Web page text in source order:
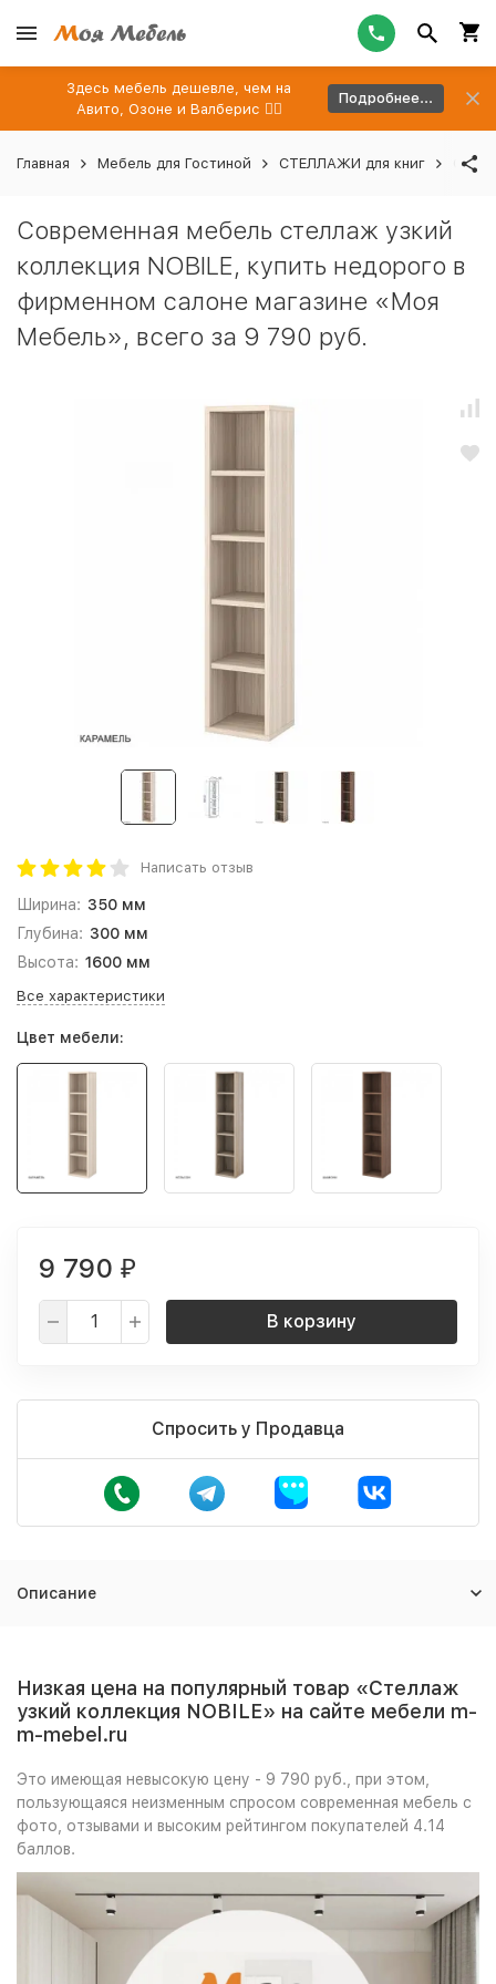
Здесь мебель дешевле, чем на
Авито, Озоне и Валберис 👉🏻
Подробнее...
Главная Мебель для Гостиной СТЕЛЛАЖИ для книг
Современная мебель стеллаж узкий
коллекция NOBILE, купить недорого в
фирменном салоне магазине «Моя
Мебель», всего за 9 790 руб.
Написать отзыв
Ширина: 350 мм
Глубина: 300 мм
Высота: 1600 мм
Все характеристики
Цвет мебели:
9 790 ₽
В корзину
Спросить у Продавца
Описание
Низкая цена на популярный товар «Стеллаж
узкий коллекция NOBILE» на сайте мебели m-
m-mebel.ru
Это имеющая невысокую цену - 9 790 руб., при этом,
пользующаяся неизменным спросом современная мебель с
фото, отзывами и высоким рейтингом покупателей 4.14
баллов.